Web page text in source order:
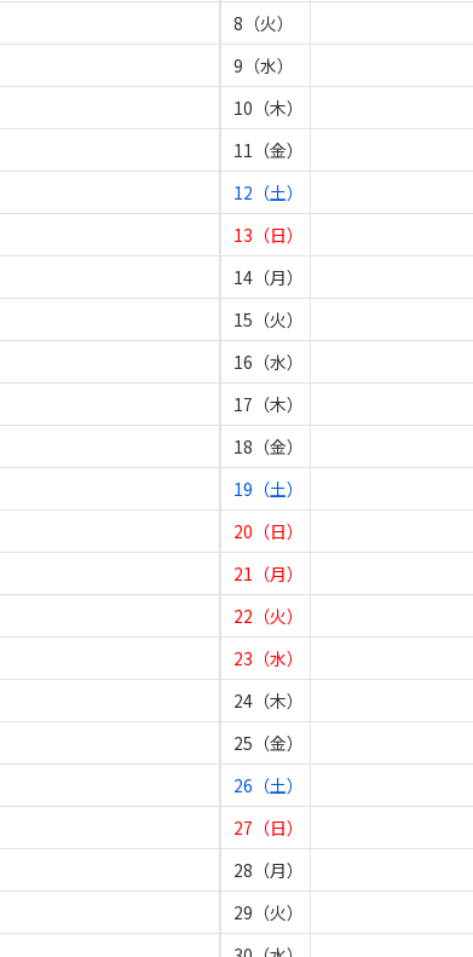
8（火）
9（水）
10（木）
11（金）
12（土）
13（日）
14（月）
15（火）
16（水）
17（木）
18（金）
19（土）
20（日）
21（月）
22（火）
23（水）
24（木）
25（金）
26（土）
27（日）
28（月）
29（火）